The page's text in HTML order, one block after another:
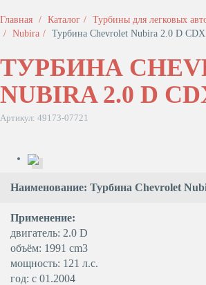
Главная Каталог Турбины для легковых
Nubira
Турбина Chevrolet Nubira 2.0 D CDX
ТУРБИНА
NUBIRA 2.0 D
Артикул: 49173-07721
Наименование: Турбина Chevrolet
Применение:
двигатель: 2.0 D
объём: 1991 cm3
мощность: 121 л.с.
год: с 01.2004